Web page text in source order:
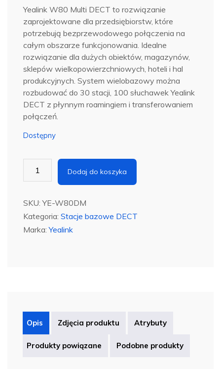
Yealink W80 Multi DECT to rozwiązanie
zaprojektowane dla przedsiębiorstw, które
potrzebują bezprzewodowego połączenia na
całym obszarze funkcjonowania. Idealne
rozwiązanie dla dużych obiektów, magazynów,
sklepów wielkopowierzchniowych, hoteli i hal
produkcyjnych. System wielobazowy można
rozbudować do 30 stacji, 100 słuchawek Yealink
DECT z płynnym roamingiem i transferowaniem
połączeń.
Dostępny
YEALINK
Dodaj do koszyka
SKU:YE-W80DM
Kategoria: Stacje bazowe DECT
Marka:Yealink
Opis Zdjęcia produktu Atrybuty
Produkty powiązane Podobne produkty